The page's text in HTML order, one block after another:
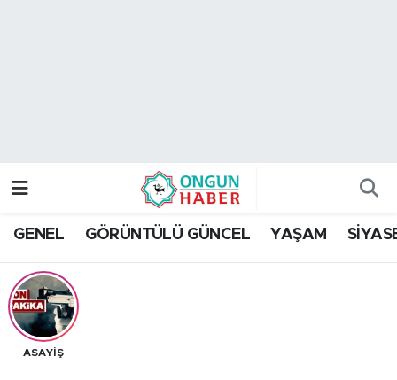
GENEL GÖRÜNTÜLÜ GÜNCEL YAŞAM
ASAYİŞ
Trafik Durumu
Tüm Manşetler
Son Dakika Haberleri